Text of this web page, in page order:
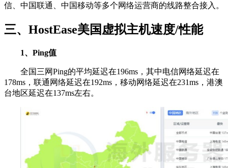
信、中国联通、中国移动等多个网络运营商的线路整合接入。
三、HostEase美国虚拟主机速度/性能
1、Ping值
全国三网Ping的平均延迟在196ms，其中电信网络延迟在
178ms，联通网络延迟在192ms，移动网络延迟在231ms，港澳
台地区延迟在137ms左右。